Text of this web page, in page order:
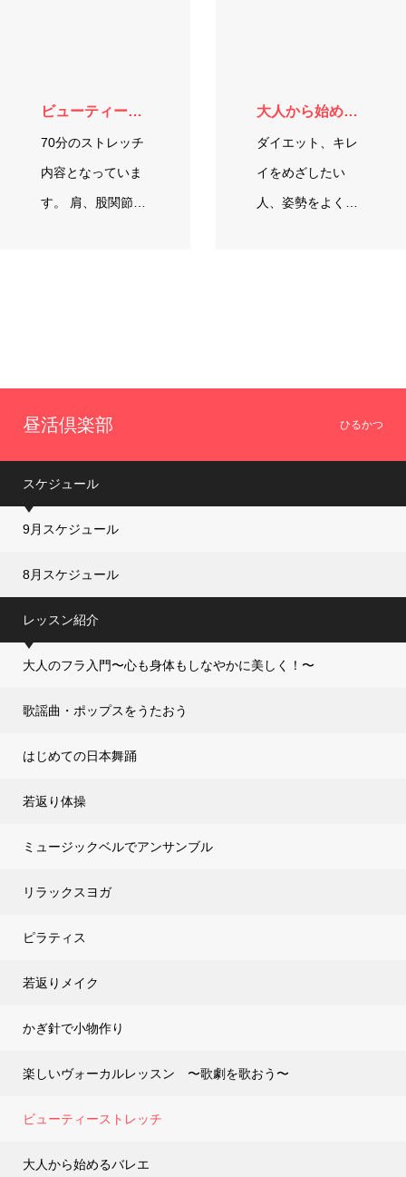
ビューティーストレッチ
70分のストレッチ
内容となっていま
す。 肩、股関節、
大人から始めるバレエ
ダイエット、キレ
イをめざしたい
人、姿勢をよくし
昼活倶楽部 ひるかつ
スケジュール
9月スケジュール
8月スケジュール
レッスン紹介
大人のフラ入門〜心も身体もしなやかに美しく！〜
歌謡曲・ポップスをうたおう
はじめての日本舞踊
若返り体操
ミュージックベルでアンサンブル
リラックスヨガ
ピラティス
若返りメイク
かぎ針で小物作り
楽しいヴォーカルレッスン 〜歌劇を歌おう〜
ビューティーストレッチ
大人から始めるバレエ